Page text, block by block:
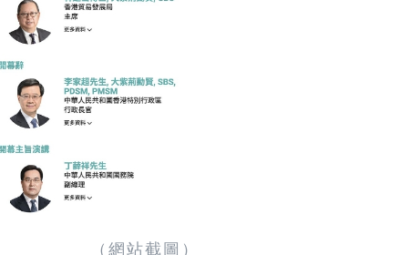
（網站截圖）